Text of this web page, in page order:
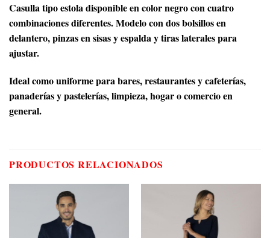
Casulla tipo estola disponible en color negro con cuatro
combinaciones diferentes. Modelo con dos bolsillos en
delantero, pinzas en sisas y espalda y tiras laterales para
ajustar.
Ideal como uniforme para bares, restaurantes y cafeterías,
panaderías y pastelerías, limpieza, hogar o comercio en
general.
PRODUCTOS RELACIONADOS